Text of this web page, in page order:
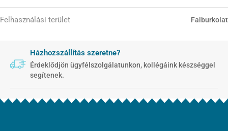
Felhasználási terület Falburkolat
Házhozszállítás szeretne?
Érdeklődjön ügyfélszolgálatunkon, kollégáink készséggel
segítenek.